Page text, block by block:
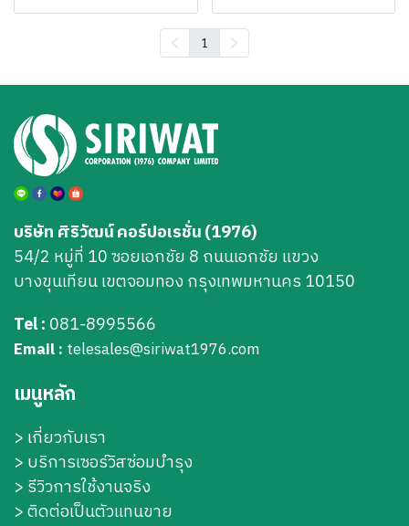
1
บริษัท ศิริวัฒน์ คอร์ปอเรชั่น (1976)
54/2 หมู่ที่ 10 ซอยเอกชัย 8 ถนนเอกชัย แขวง
บางขุนเทียน เขตจอมทอง กรุงเทพมหานคร 10150
Tel : 081-8995566
Email : telesales@siriwat1976.com
เมนูหลัก
> เกี่ยวกับเรา
> บริการเซอร์วิสซ่อมบำรุง
> รีวิวการใช้งานจริง
> ติดต่อเป็นตัวแทนขาย